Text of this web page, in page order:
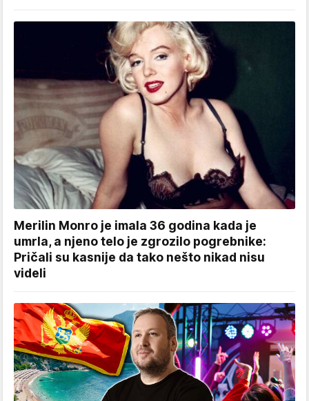
Merilin Monro je imala 36 godina kada je
umrla, a njeno telo je zgrozilo pogrebnike:
Pričali su kasnije da tako nešto nikad nisu
videli